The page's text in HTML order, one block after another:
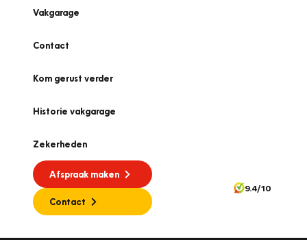
Vakgarage
Contact
Kom gerust verder
Historie vakgarage
Zekerheden
Afspraak maken
Contact
9.4/10